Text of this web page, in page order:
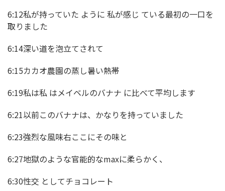
6:12私が持っていた ように 私が感じ ている最初の一口を
取りました
6:14深い道を泡立てされて
6:15カカオ農園の蒸し暑い熱帯
6:19私は私 はメイベルのバナナ に比べて平均します
6:21以前このバナナは、かなりを持っていました
6:23強烈な風味右ここにその味と
6:27地獄のような官能的なmaxに柔らかく、
6:30性交 としてチョコレート